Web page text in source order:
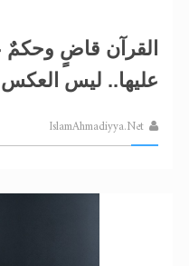
القرآن قاضٍ وحكمٌ
عليها.. ليس العكس
IslamAhmadiyya.Net